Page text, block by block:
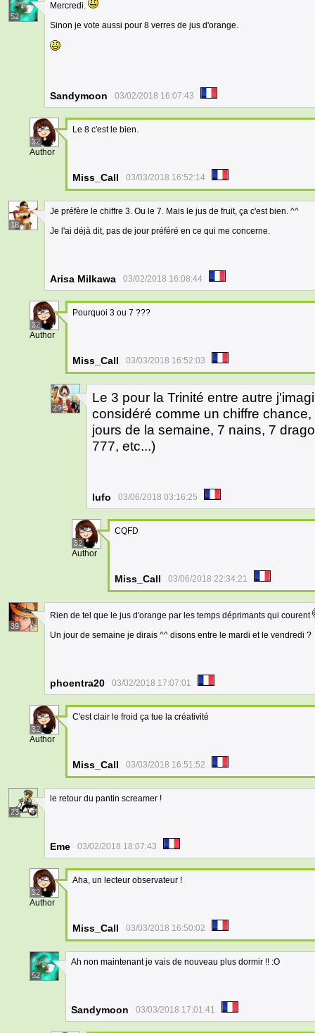
52
Mercredi.
Sinon je vote aussi pour 8 verres de jus d'orange.
Sandymoon 03/02/2018 16:07:43
32
Author
Le 8 c'est le bien.
Miss_Call 03/03/2018 16:52:14
18
Je préfère le chiffre 3. Ou le 7. Mais le jus de fruit, ça c'est bien. ^^
Je l'ai déjà dit, pas de jour préféré en ce qui me concerne.
Arisa Milkawa 03/02/2018 16:08:44
32
Author
Pourquoi 3 ou 7 ???
Miss_Call 03/03/2018 16:52:03
29
Le 3 pour la Trinité entre autre
considéré comme un chiffre
jours de la semaine, 7 nains, 7
777, etc...)
lufo 03/06/2018 03:16:25
32
Author
CQFD
Miss_Call 03/06/2018 22:34:21
39
Rien de tel que le jus d'orange par les temps déprimants qui courent
Un jour de semaine je dirais ^^ disons entre le mardi et le vendredi ?
phoentra20 03/02/2018 17:07:01
32
Author
C'est clair le froid ça tue la créativité
Miss_Call 03/03/2018 16:51:52
23
le retour du pantin screamer !
Eme 03/02/2018 18:07:43
32
Author
Aha, un lecteur observateur !
Miss_Call 03/03/2018 16:50:02
52
Ah non maintenant je vais de nouveau plus dormir !! :O
Sandymoon 03/03/2018 17:01:41